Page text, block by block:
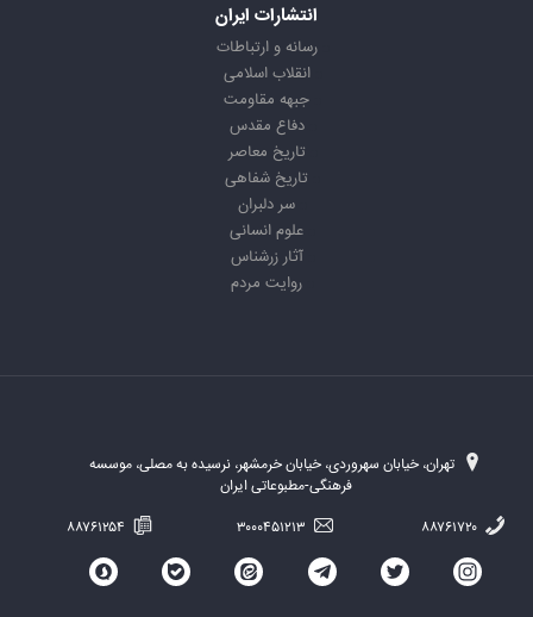
انتشارات ایران
رسانه و ارتباطات
انقلاب اسلامی
جبهه مقاومت
دفاع مقدس
تاریخ معاصر
تاریخ شفاهی
سر دلبران
علوم انسانی
آثار زرشناس
روایت مردم
تهران، خیابان سهروردی، خیابان خرمشهر، نرسیده به مصلی، موسسه
فرهنگی-مطبوعاتی ایران